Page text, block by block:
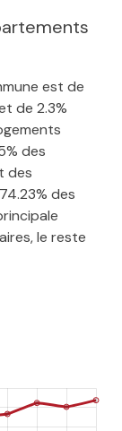
est de
de 2.3%
des
des
des
le reste